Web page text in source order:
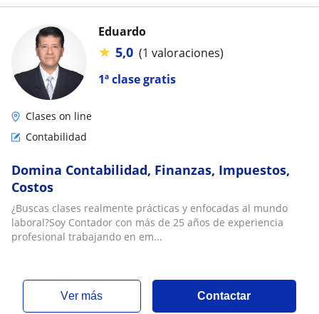
1ª clase gratis
Eduardo
★ 5,0 (1 valoraciones)
Clases on line
Contabilidad
Domina Contabilidad, Finanzas, Impuestos,
Costos
¿Buscas clases realmente prácticas y enfocadas al mundo
laboral?Soy Contador con más de 25 años de experiencia
profesional trabajando en em...
ver más Contactar